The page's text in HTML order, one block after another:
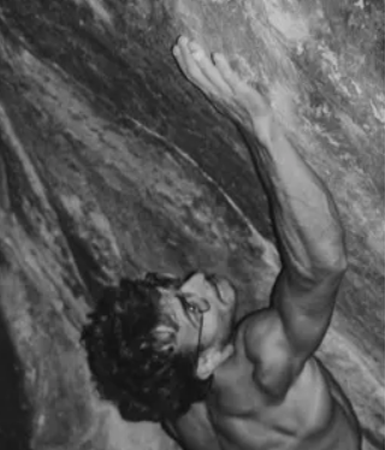
combine précision, intuition et
préparation mentale, et confirme le
du Français en bloc et en compétition,
consolidant sa place parmi les grimpeurs
les plus prometteurs de sa génération.